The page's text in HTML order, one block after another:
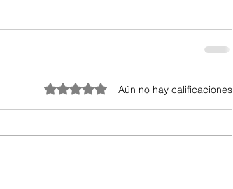
Obtuvo 0 de 5 estrellas.Aún no hay calificaciones